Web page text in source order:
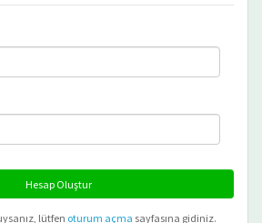
lütfen oturum açma sayfasına gidiniz.